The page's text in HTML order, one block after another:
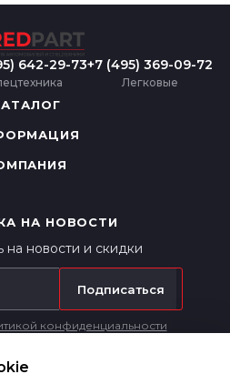
642-29-73+7 (495) 369-09-72
Легковые
НА НОВОСТИ
новости и скидки
Подписаться
конфиденциальности
каких условиях не является